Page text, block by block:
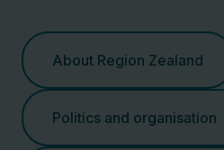
About Region Zealand
Politics and organisation